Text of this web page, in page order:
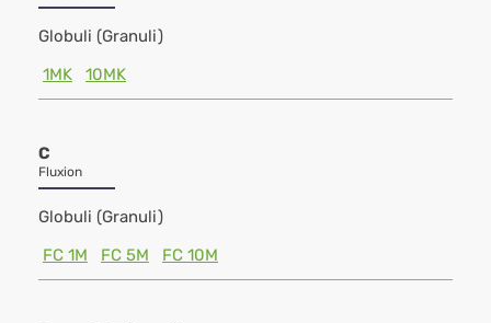
Globuli (Granuli)
1MK
10MK
C
Fluxion
Globuli (Granuli)
FC 1M
FC 5M FC 10M